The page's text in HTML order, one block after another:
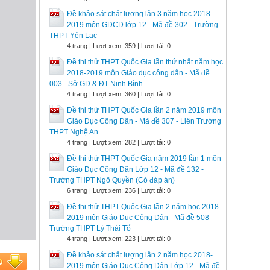
Đề khảo sát chất lượng lần 3 năm học 2018-
2019 môn GDCD lớp 12 - Mã đề 302 - Trường
THPT Yên Lạc
4 trang | Lượt xem: 359 | Lượt tải: 0
Đề thi thử THPT Quốc Gia lần thứ nhất năm học
2018-2019 môn Giáo dục công dân - Mã đề
003 - Sở GD & ĐT Ninh Bình
4 trang | Lượt xem: 360 | Lượt tải: 0
Đề thi thử THPT Quốc Gia lần 2 năm 2019 môn
Giáo Dục Công Dân - Mã đề 307 - Liên Trường
THPT Nghệ An
4 trang | Lượt xem: 282 | Lượt tải: 0
Đề thi thử THPT Quốc Gia năm 2019 lần 1 môn
Giáo Dục Công Dân Lớp 12 - Mã đề 132 -
Trường THPT Ngô Quyền (Có đáp án)
6 trang | Lượt xem: 236 | Lượt tải: 0
Đề thi thử THPT Quốc Gia lần 2 năm học 2018-
2019 môn Giáo Dục Công Dân - Mã đề 508 -
Trường THPT Lý Thái Tổ
4 trang | Lượt xem: 223 | Lượt tải: 0
Đề khảo sát chất lượng lần 2 năm học 2018-
2019 môn Giáo Dục Công Dân Lớp 12 - Mã đề